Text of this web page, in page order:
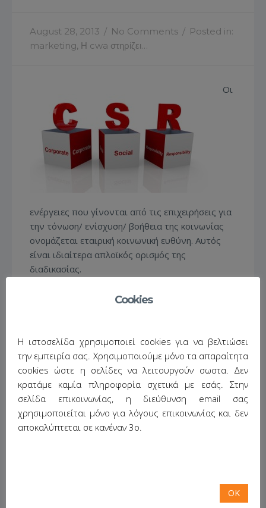
August 28, 2013 / No Comments / Posted in:
marketing, Η cwa στηρίζει…
Οι
ενέργειες που γίνονται από τις επιχειρήσεις για
την τόνωση/ ενίσχυση/ βοήθεια της κοινωνίας
ονομάζεται εταιρική κοινωνική ευθύνη. Αυτός
είναι ιδιαίτερα απλοϊκός ορισμός της
διαδικασίας.
Ελληνικό Δίκτυο για την Εταιρική Κοινωνική
επιχειρήσεων για ένταξη στις επιχειρηματικές
τους πρακτικές κοινωνικών και περιβαλλοντικών
δράσεων, που είναι πέρα από όσα επιβάλλονται
από τη νομοθεσία και έχουν σχέση με όλους όσοι
άμεσα ή έμμεσα επηρεάζονται από τις
δραστηριότητές τους». Continue Reading…
Cookies
Η ιστοσελίδα χρησιμοποιεί cookies για να βελτιώσει
την εμπειρία σας. Χρησιμοποιούμε μόνο τα απαραίτητα
cookies ώστε η σελίδες να λειτουργούν σωστα. Δεν
κρατάμε καμία πληροφορία σχετικά με εσάς. Στην
σελίδα επικοινωνίας, η διεύθυνση email σας
χρησιμοποιείται μόνο για λόγους επικοινωνίας και δεν
αποκαλύπτεται σε κανέναν 3ο.
OK